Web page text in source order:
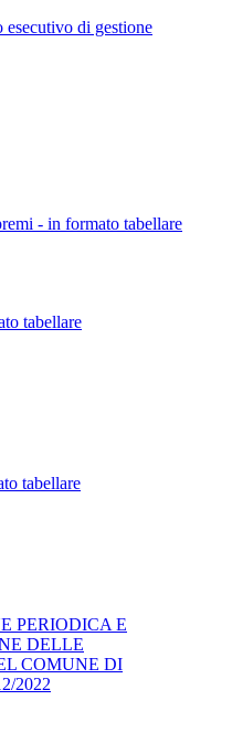
esecutivo di gestione
- in formato tabellare
tabellare
tabellare
PERIODICA E
DELLE
COMUNE DI
2022